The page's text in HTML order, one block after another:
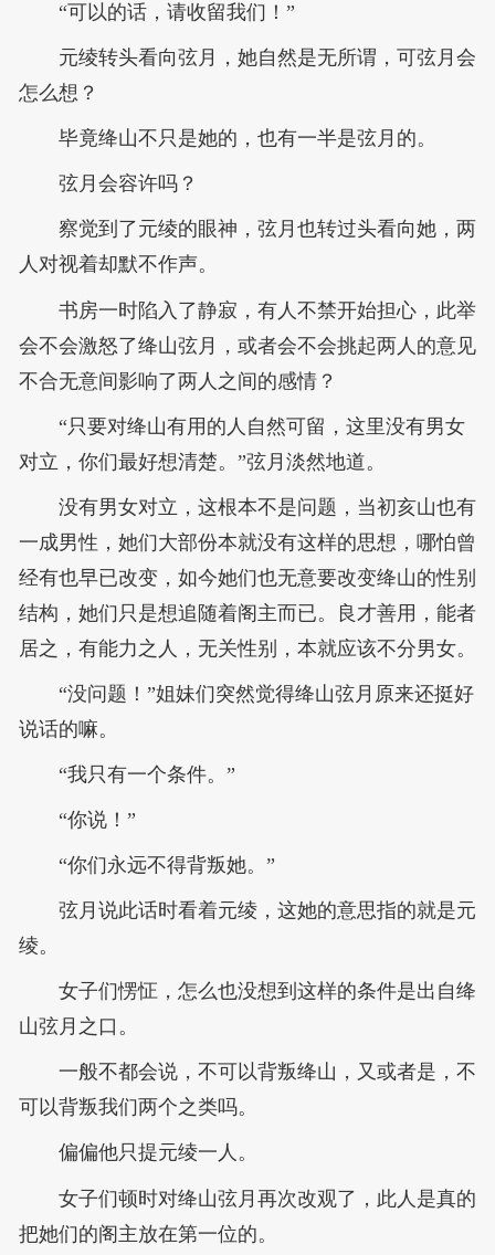
“可以的话，请收留我们！”
元绫转头看向弦月，她自然是无所谓，可弦月会
怎么想？
毕竟绛山不只是她的，也有一半是弦月的。
弦月会容许吗？
察觉到了元绫的眼神，弦月也转过头看向她，两
人对视着却默不作声。
书房一时陷入了静寂，有人不禁开始担心，此举
会不会激怒了绛山弦月，或者会不会挑起两人的意见
不合无意间影响了两人之间的感情？
“只要对绛山有用的人自然可留，这里没有男女
对立，你们最好想清楚。”弦月淡然地道。
没有男女对立，这根本不是问题，当初亥山也有
一成男性，她们大部份本就没有这样的思想，哪怕曾
经有也早已改变，如今她们也无意要改变绛山的性别
结构，她们只是想追随着阁主而已。良才善用，能者
居之，有能力之人，无关性别，本就应该不分男女。
“没问题！”姐妹们突然觉得绛山弦月原来还挺好
说话的嘛。
“我只有一个条件。”
“你说！”
“你们永远不得背叛她。”
弦月说此话时看着元绫，这她的意思指的就是元
绫。
女子们愣怔，怎么也没想到这样的条件是出自绛
山弦月之口。
一般不都会说，不可以背叛绛山，又或者是，不
可以背叛我们两个之类吗。
偏偏他只提元绫一人。
女子们顿时对绛山弦月再次改观了，此人是真的
把她们的阁主放在第一位的。